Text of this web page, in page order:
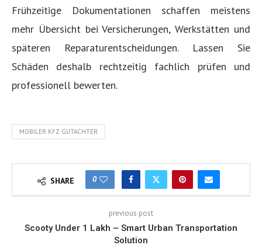
Frühzeitige Dokumentationen schaffen meistens
mehr Übersicht bei Versicherungen, Werkstätten und
späteren Reparaturentscheidungen. Lassen Sie
Schäden deshalb rechtzeitig fachlich prüfen und
professionell bewerten.
MOBILER KFZ GUTACHTER
SHARE 0
previous post
Scooty Under 1 Lakh – Smart Urban Transportation
Solution